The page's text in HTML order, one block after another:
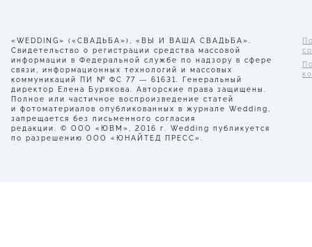
«WEDDING» («СВАДЬБА»), «ВЫ И ВАША СВАДЬБА».
Свидетельство о регистрации средства массовой
информации в Федеральной службе по надзору в сфере
связи, информационных технологий и массовых
коммуникаций ПИ № ФС 77 — 61631. Генеральный
директор Елена Бурякова. Авторские права защищены.
Полное или частичное воспроизведение статей
и фотоматериалов опубликованных в журнале Wedding,
запрещается без письменного согласия
редакции. © ООО «ЮВМ», 2016 г. Wedding публикуется
по разрешению ООО «ЮНАЙТЕД ПРЕСС».